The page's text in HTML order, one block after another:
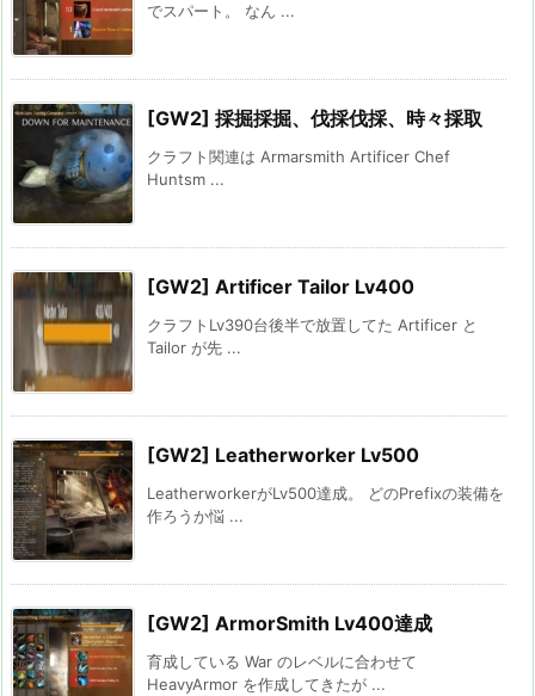
でスパート。 なん ...
[GW2] 採掘採掘、伐採伐採、時々採取
クラフト関連は Armarsmith Artificer Chef
Huntsm ...
[GW2] Artificer Tailor Lv400
クラフトLv390台後半で放置してた Artificer と
Tailor が先 ...
[GW2] Leatherworker Lv500
LeatherworkerがLv500達成。 どのPrefixの装備を
作ろうか悩 ...
[GW2] ArmorSmith Lv400達成
育成している War のレベルに合わせて
HeavyArmor を作成してきたが ...